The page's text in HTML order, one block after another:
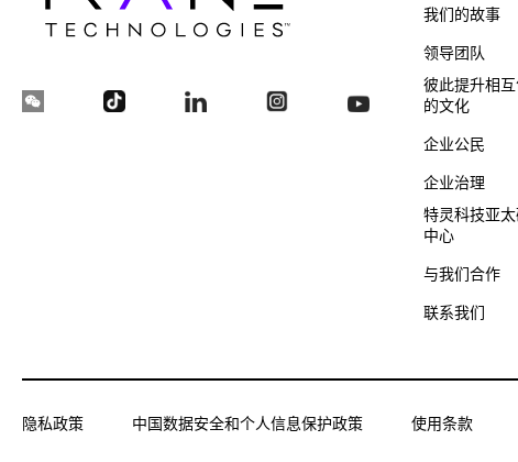
我们的故事
领导团队
彼此提升相
的文化
企业公民
企业治理
特灵科技亚
中心
与我们合作
联系我们
隐私政策 中国数据安全和个人信息保护政策 使用条款